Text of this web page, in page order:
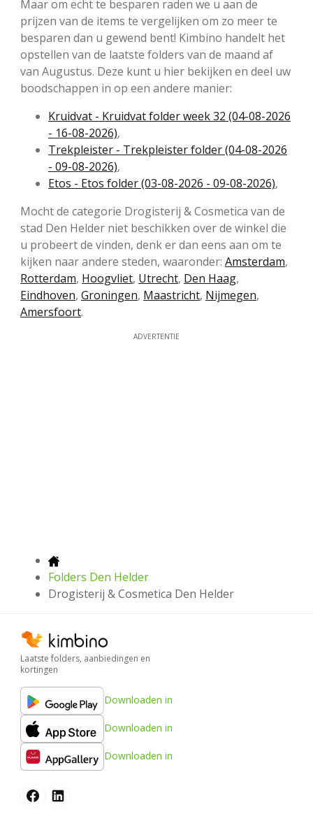
Maar om echt te besparen raden we u aan de
prijzen van de items te vergelijken om zo meer te
besparen dan u gewend bent! Kimbino handelt het
opstellen van de laatste folders van de maand af
van Augustus. Deze kunt u hier bekijken en deel uw
boodschappen in op een andere manier:
Kruidvat - Kruidvat folder week 32 (04-08-2026
- 16-08-2026),
Trekpleister - Trekpleister folder (04-08-2026
- 09-08-2026),
Etos - Etos folder (03-08-2026 - 09-08-2026),
Mocht de categorie Drogisterij & Cosmetica van de
stad Den Helder niet beschikken over de winkel die
u probeert de vinden, denk er dan eens aan om te
kijken naar andere steden, waaronder: Amsterdam,
Rotterdam, Hoogvliet, Utrecht, Den Haag,
Eindhoven, Groningen, Maastricht, Nijmegen,
Amersfoort.
ADVERTENTIE
Folders Den Helder
Drogisterij & Cosmetica Den Helder
Laatste folders, aanbiedingen en
kortingen
Downloaden in
Downloaden in
Downloaden in